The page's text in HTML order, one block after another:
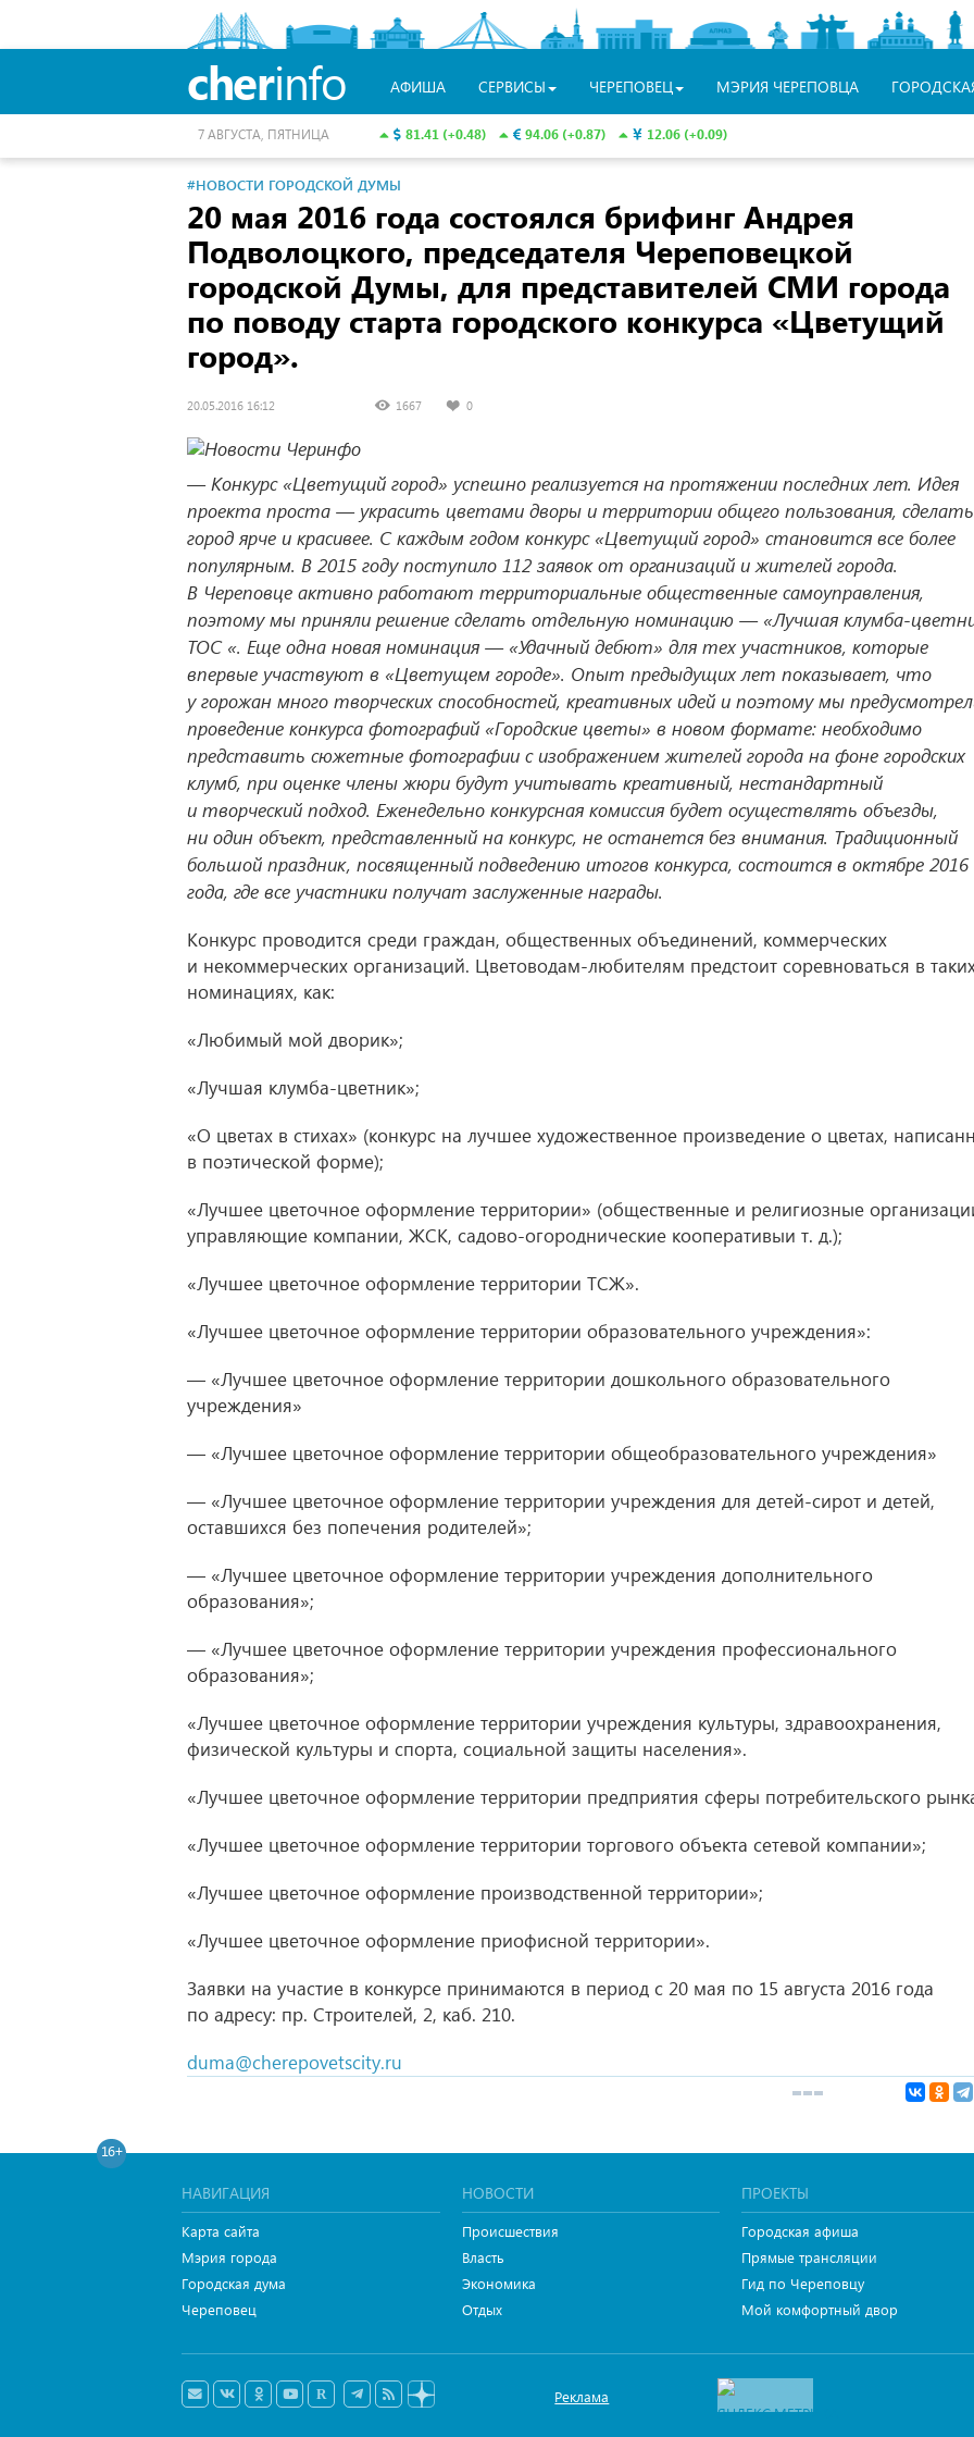
cherinfo АФИША СЕРВИСЫ ЧЕРЕПОВЕЦ МЭРИЯ ЧЕРЕПОВЦА
81.41 (+0.48) 94.06 (+0.87) 12.06 (+0.09)
7 АВГУСТА, ПЯТНИЦА
#НОВОСТИ ГОРОДСКОЙ ДУМЫ
20 мая 2016 года состоялся брифинг Андрея
Подволоцкого, председателя Череповецкой
городской Думы, для представителей СМИ города
по поводу старта городского конкурса «Цветущий
город».
20.05.2016 16:12 1667 0
— Конкурс «Цветущий город» успешно реализуется на протяжении последних лет. Идея
проекта проста — украсить цветами дворы и территории общего пользования, сделать
город ярче и красивее. С каждым годом конкурс «Цветущий город» становится все более
популярным. В 2015 году поступило 112 заявок от организаций и жителей города.
В Череповце активно работают территориальные общественные самоуправления,
поэтому мы приняли решение сделать отдельную номинацию — «Лучшая клумба-
ТОС «. Еще одна новая номинация — «Удачный дебют» для тех участников, которые
впервые участвуют в «Цветущем городе». Опыт предыдущих лет показывает, что
у горожан много творческих способностей, креативных идей и поэтому мы
проведение конкурса фотографий «Городские цветы» в новом формате: необходимо
представить сюжетные фотографии с изображением жителей города на фоне городских
клумб, при оценке члены жюри будут учитывать креативный, нестандартный
и творческий подход. Еженедельно конкурсная комиссия будет осуществлять объезды,
ни один объект, представленный на конкурс, не останется без внимания. Традиционный
большой праздник, посвященный подведению итогов конкурса, состоится в октябре 2016
года, где все участники получат заслуженные награды.
Конкурс проводится среди граждан, общественных объединений, коммерческих
и некоммерческих организаций. Цветоводам-любителям предстоит соревноваться в
номинациях, как:
«Любимый мой дворик»;
«Лучшая клумба-цветник»;
«О цветах в стихах» (конкурс на лучшее художественное произведение о цветах,
в поэтической форме);
«Лучшее цветочное оформление территории» (общественные и религиозные
управляющие компании, ЖСК, садово-огороднические кооперативыи т. д.);
«Лучшее цветочное оформление территории ТСЖ».
«Лучшее цветочное оформление территории образовательного учреждения»:
— «Лучшее цветочное оформление территории дошкольного образовательного
учреждения»
— «Лучшее цветочное оформление территории общеобразовательного учреждения»
— «Лучшее цветочное оформление территории учреждения для детей-сирот и детей,
оставшихся без попечения родителей»;
— «Лучшее цветочное оформление территории учреждения дополнительного
образования»;
— «Лучшее цветочное оформление территории учреждения профессионального
образования»;
«Лучшее цветочное оформление территории учреждения культуры, здравоохранения,
физической культуры и спорта, социальной защиты населения».
«Лучшее цветочное оформление территории предприятия сферы потребительского
«Лучшее цветочное оформление территории торгового объекта сетевой компании»;
«Лучшее цветочное оформление производственной территории»;
«Лучшее цветочное оформление приофисной территории».
Заявки на участие в конкурсе принимаются в период с 20 мая по 15 августа 2016 года
по адресу: пр. Строителей, 2, каб. 210.
duma@cherepovetscity.ru
16+
НАВИГАЦИЯ
Карта сайта
Мэрия города
Городская дума
Череповец
НОВОСТИ
Происшествия
Власть
Экономика
Отдых
ПРОЕКТЫ
Городская афиша
Прямые трансляции
Гид по Череповцу
Мой комфортный двор
Реклама